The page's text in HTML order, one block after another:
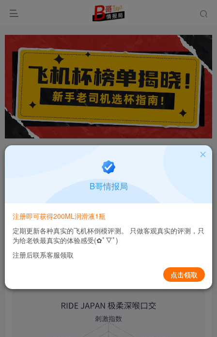
日本RIDE JAPAN极柔深喉口交低刺激飞机杯深度
B哥情报局-产品指南针
2个月前更新
0 77 6
B哥情报局
注册即可获得200ML润滑液1瓶
定期更新各种真实的飞机杯倒模评测。 只做客观真实的评测，只
为给老铁最真实的体验感受(✿ﾟ▽ﾟ)
注册后联系客服领取
点击领取